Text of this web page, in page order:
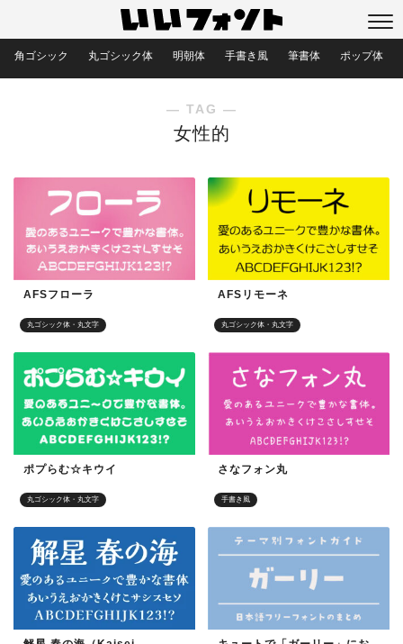
角ゴシック 丸ゴシック体 明朝体 手書き風 筆書体 ポップ体
― TAG ―
女性的
丸ゴシック体・丸文字
AFSフローラ
丸ゴシック体・丸文字
AFSリモーネ
丸ゴシック体・丸文字
ポプらむ☆キウイ
手書き風
さなフォン丸